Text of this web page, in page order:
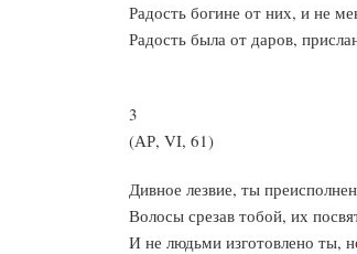
Радость богине от них, и не
Радость была от даров,
3
(АР, VI, 61)
Дивное лезвие, ты
Волосы срезав тобой, их
И не людьми изготовлено ты,